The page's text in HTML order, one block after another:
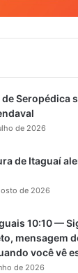
Seropédica
de 2026
de Itaguaí
de 2026
10:10 —
mensagem
você vê
de 2026